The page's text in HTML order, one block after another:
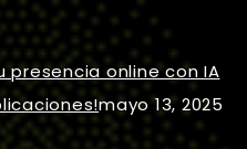
presencia online con IA
mayo 13, 2025